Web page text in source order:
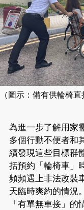
（圖示：備有供輪椅
為進一步了解用家
多個行動不便者和
續發現這些目標群
括預約「輪椅車」
頻頻遇上非法改裝
天臨時爽約的情況
「有單無車接」的